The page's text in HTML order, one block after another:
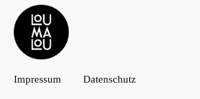
Impressum Datenschutz